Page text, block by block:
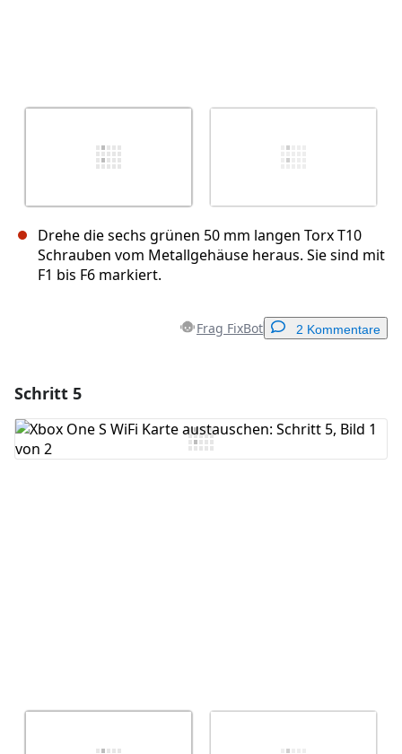
Drehe die sechs grünen 50 mm langen Torx T10
Schrauben vom Metallgehäuse heraus. Sie sind mit
F1 bis F6 markiert.
Frag FixBot 2 Kommentare
Kommentar hinzufügen
Schritt 5